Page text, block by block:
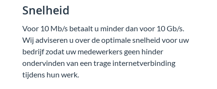
Snelheid
Voor 10 Mb/s betaalt u minder dan voor 10 Gb/s.
Wij adviseren u over de optimale snelheid voor uw
bedrijf zodat uw medewerkers geen hinder
ondervinden van een trage internetverbinding
tijdens hun werk.